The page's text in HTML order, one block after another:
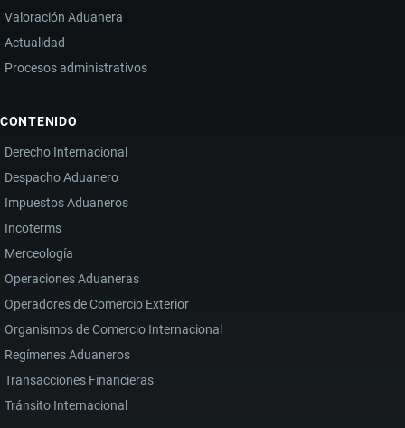
Valoración Aduanera
Actualidad
Procesos administrativos
CONTENIDO
Derecho Internacional
Despacho Aduanero
Impuestos Aduaneros
Incoterms
Merceología
Operaciones Aduaneras
Operadores de Comercio Exterior
Organismos de Comercio Internacional
Regímenes Aduaneros
Transacciones Financieras
Tránsito Internacional